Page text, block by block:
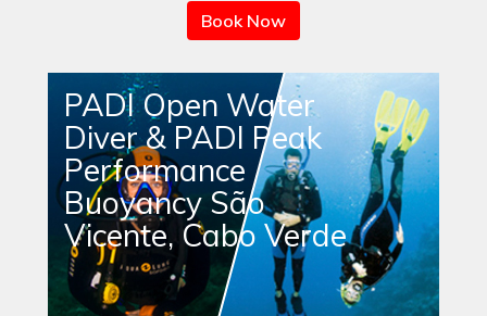
Book Now
PADI Open Water
Diver & PADI Peak
Performance
Buoyancy São
Vicente, Cabo Verde